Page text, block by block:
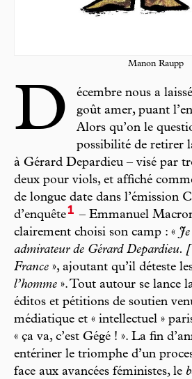
Manon Raupp
D
écembre nous a
goût amer, puant
Alors qu’on le
possibilité de retirer
à Gérard Depardieu – visé par
deux pour viols, et affiché
de longue date dans l’émission
d’enquête1 – Emmanuel
clairement choisi son camp : «
admirateur de Gérard
France », ajoutant qu’il déteste
l’homme ». Tout autour se lance
éditos et pétitions de soutien
médiatique et « intellectuel »
« ça va, c’est Gégé ! ». La fin
entériner le triomphe d’un
face aux avancées féministes, le